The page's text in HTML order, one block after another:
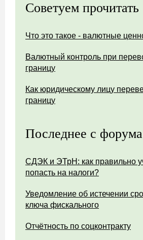
Советуем прочитать
Что это такое - валютные
Валютный контроль при
границу
Как юридическому лицу
границу
Последнее с форума
СДЭК и ЭТрН: как правильно
попасть на налоги?
Уведомление об истечении
ключа фискального
Отчётность по соцконтракту